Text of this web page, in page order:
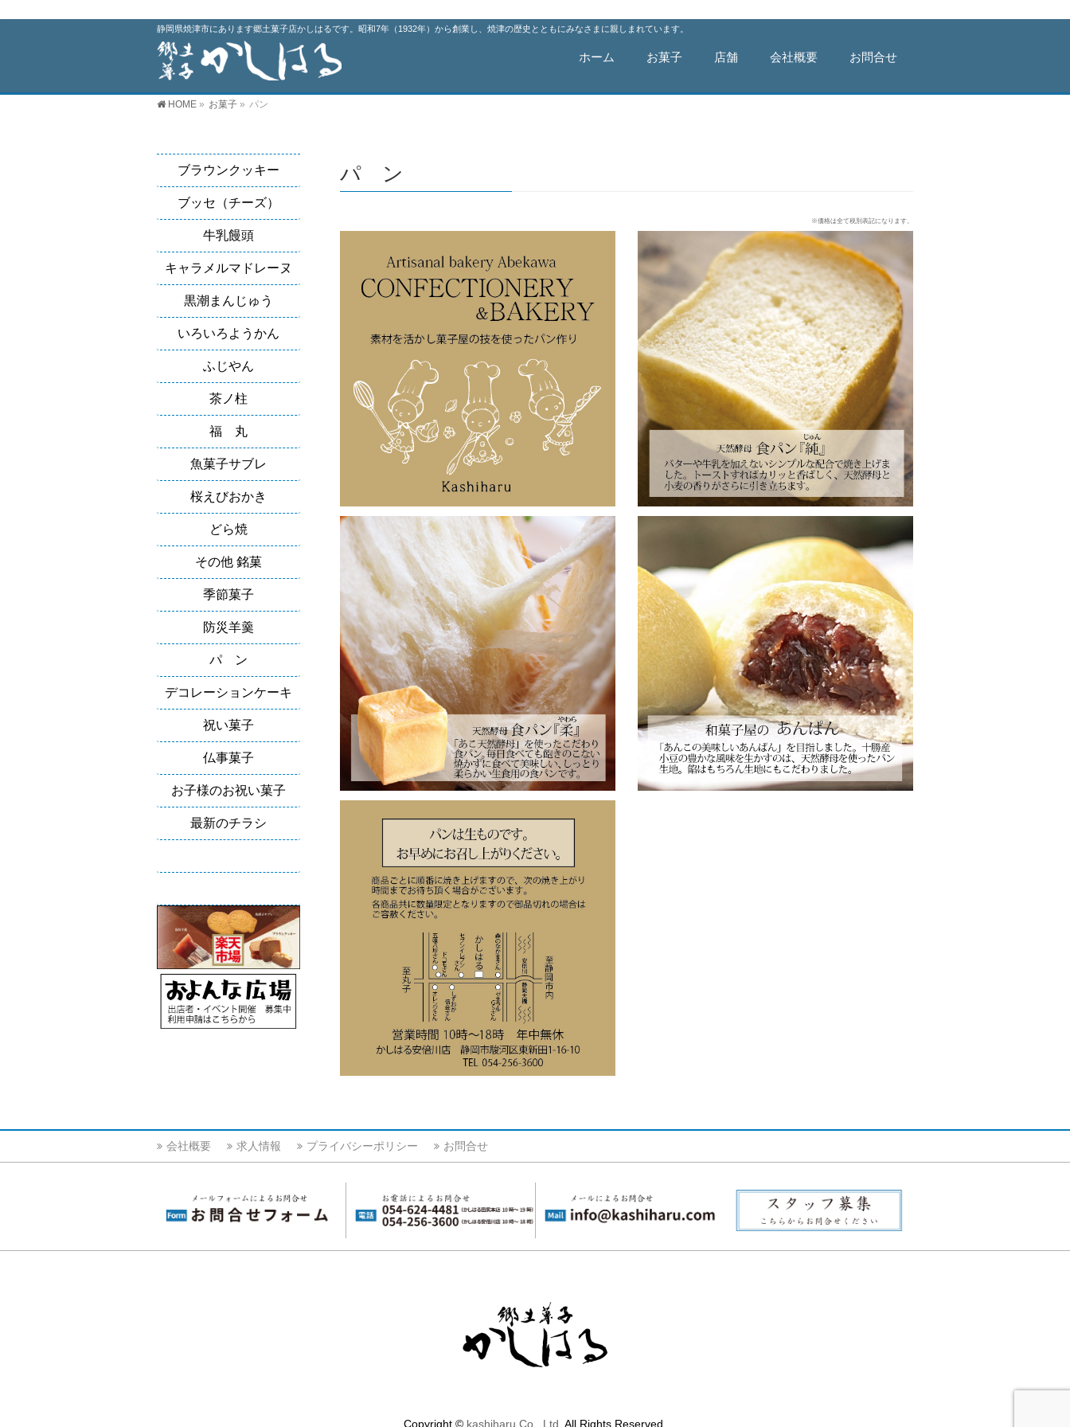
静岡県焼津市にあります郷土菓子店かしはるです。昭和7年（1932年）から創業し、焼津の歴史とともにみなさまに親しまれています。
ホーム お菓子 店舗 会社概要 お問合せ
HOME » お菓子 » パン
ブラウンクッキー
ブッセ（チーズ）
牛乳饅頭
キャラメルマドレーヌ
黒潮まんじゅう
いろいろようかん
ふじやん
茶ノ柱
福 丸
魚菓子サブレ
桜えびおかき
どら焼
その他 銘菓
季節菓子
防災羊羹
パ ン
デコレーションケーキ
祝い菓子
仏事菓子
お子様のお祝い菓子
最新のチラシ
パ ン
※価格は全て税別表記になります。
会社概要 求人情報 プライバシーポリシー お問合せ
Copyright © kashiharu Co., Ltd. All Rights Reserved.